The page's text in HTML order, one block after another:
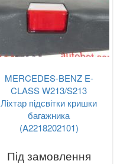
MERCEDES-BENZ E-
CLASS W213/S213
Ліхтар підсвітки кришки
багажника
(A2218202101)
Під замовлення